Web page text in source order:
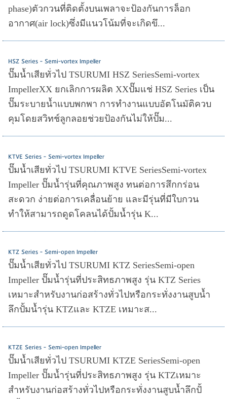
phase)ตัวกวนที่ติดตั้งบนเพลาจะป้องกันการล็อก
อากาศ(air lock)ซึ่งมีแนวโน้มที่จะเกิดขึ...
HSZ Series - Semi-vortex Impeller
ปั๊มน้ำเสียทั่วไป TSURUMI HSZ SeriesSemi-vortex
ImpellerXX ยกเลิกการผลิต XXปั๊มแช่ HSZ Series เป็น
ปั๊มระบายน้ำแบบพกพา การทำงานแบบอัตโนมัติควบ
คุมโดยสวิทช์ลูกลอยช่วยป้องกันไม่ให้ปั๊ม...
KTVE Series - Semi-vortex Impeller
ปั๊มน้ำเสียทั่วไป TSURUMI KTVE SeriesSemi-vortex
Impeller ปั๊มน้ำรุ่นที่คุณภาพสูง ทนต่อการสึกกร่อน
สะดวก ง่ายต่อการเคลื่อนย้าย และมีรุ่นที่มีใบกวน
ทำให้สามารถดูดโคลนได้ปั้มน้ำรุ่น K...
KTZ Series - Semi-open Impeller
ปั๊มน้ำเสียทั่วไป TSURUMI KTZ SeriesSemi-open
Impeller ปั๊มน้ำรุ่นที่ประสิทธภาพสูง รุ่น KTZ Series
เหมาะสำหรับงานก่อสร้างทั่วไปหรือกระทั่งงานสูบน้ำ
ลึกปั้มน้ำรุ่น KTZและ KTZE เหมาะส...
KTZE Series - Semi-open Impeller
ปั๊มน้ำเสียทั่วไป TSURUMI KTZE SeriesSemi-open
Impeller ปั๊มน้ำรุ่นที่ประสิทธภาพสูง รุ่น KTZเหมาะ
สำหรับงานก่อสร้างทั่วไปหรือกระทั่งงานสูบน้ำลึกปั้